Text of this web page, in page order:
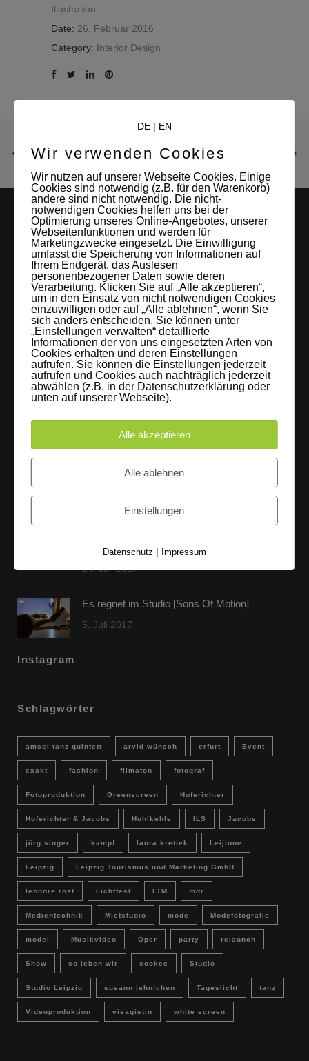
Illustration
Date: 26. Februar 2016
Category: Interior Design
LEIPZIGS MIETSTUDIO
Hier lassen sich Foto- und Videoproduktionen aller Art in
entspannter Loftatmosphäre realisieren. Alles da, was man
braucht: Technik, Platz, Couch und Kaffee. Folgt uns!
60 Jahre WG UNITAS eG [Scholz & Heinz]
Jehnichen]
24. Juli 2017
Es regnet im Studio [Sons Of Motion]
5. Juli 2017
Instagram
Schlagwörter
amsel tanz quintett arvid wünsch erfurt Event
exakt fashion filmaton fotograf
Fotoproduktion Greenscreen Hoferichter
Hoferichter & Jacobs Hohlkehle ILS Jacobs
jörg singer kampf laura krettek Leijione
Leipzig Leipzig Tourismus und Marketing GmbH
leonore rost Lichtfest LTM mdr
Medientechnik Mietstudio mode Modefotografie
model Musikvideo Oper party relaunch
Show so leben wir sookee Studio
Studio Leipzig susann jehnichen Tageslicht tanz
Videoproduktion visagistin white screen
DE| EN
Wir verwenden Cookies
Wir nutzen auf unserer Webseite Cookies. Einige
Cookies sind notwendig (z.B. für den Warenkorb)
andere sind nicht notwendig. Die nicht-
notwendigen Cookies helfen uns bei der
Optimierung unseres Online-Angebotes, unserer
Webseitenfunktionen und werden für
Marketingzwecke eingesetzt. Die Einwilligung
umfasst die Speicherung von Informationen auf
Ihrem Endgerät, das Auslesen
personenbezogener Daten sowie deren
Verarbeitung. Klicken Sie auf „Alle akzeptieren“,
um in den Einsatz von nicht notwendigen Cookies
einzuwilligen oder auf „Alle ablehnen“, wenn Sie
sich anders entscheiden. Sie können unter
„Einstellungen verwalten“ detaillierte
Informationen der von uns eingesetzten Arten von
Cookies erhalten und deren Einstellungen
aufrufen. Sie können die Einstellungen jederzeit
aufrufen und Cookies auch nachträglich jederzeit
abwählen (z.B. in der Datenschutzerklärung oder
unten auf unserer Webseite).
Alle akzeptieren
Alle ablehnen
Einstellungen
Datenschutz | Impressum